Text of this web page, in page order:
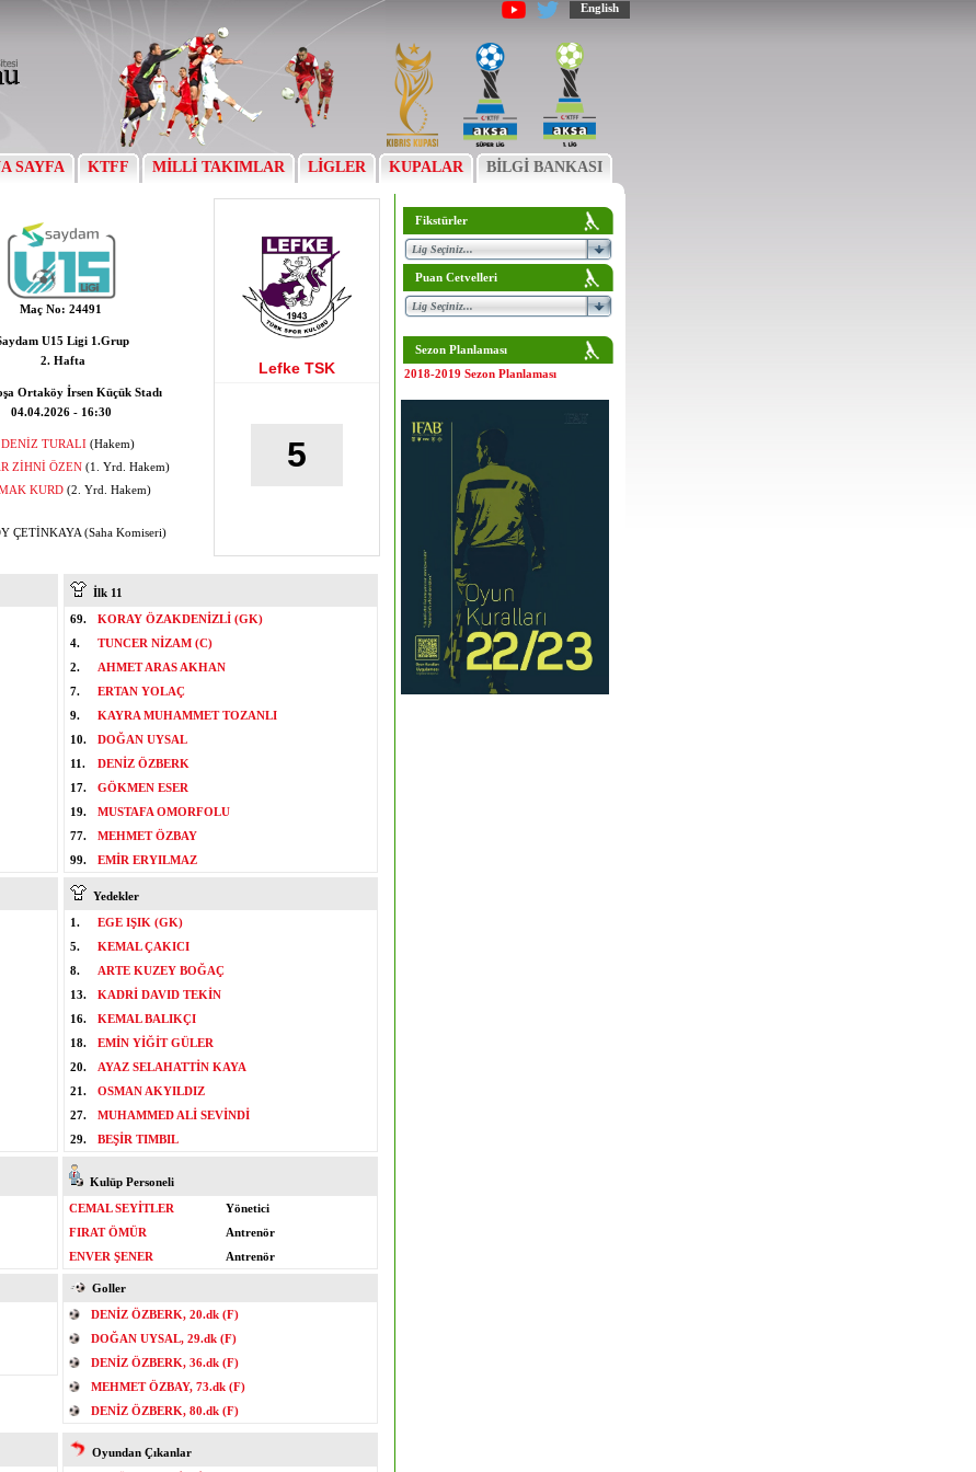
English
SAYFA KTFF MİLLİ TAKIMLAR LİGLER KUPALAR BİLGİ BANKASI
Maç No: 24491
U15 Ligi 1.Grup
2. Hafta
Ortaköy İrsen Küçük Stadı
04.04.2026 - 16:30
DENİZ TURALI (Hakem)
ZİHNİ ÖZEN(1. Yrd. Hakem)
KURD(2. Yrd. Hakem)
ÇETİNKAYA (Saha Komiseri)
Lefke TSK
5
İlk 11
69.
KORAY ÖZAKDENİZLİ (GK)
4.
TUNCER NİZAM (C)
2.
AHMET ARAS AKHAN
7.
ERTAN YOLAÇ
9.
KAYRA MUHAMMET TOZANLI
10.
DOĞAN UYSAL
11.
DENİZ ÖZBERK
17.
GÖKMEN ESER
19.
MUSTAFA OMORFOLU
77.
MEHMET ÖZBAY
99.
EMİR ERYILMAZ
Yedekler
1.
EGE IŞIK (GK)
5.
KEMAL ÇAKICI
8.
ARTE KUZEY BOĞAÇ
13.
KADRİ DAVID TEKİN
16.
KEMAL BALIKÇI
18.
EMİN YİĞİT GÜLER
20.
AYAZ SELAHATTİN KAYA
21.
OSMAN AKYILDIZ
27.
MUHAMMED ALİ SEVİNDİ
29.
BEŞİR TIMBIL
Kulüp Personeli
CEMAL SEYİTLER
Yönetici
FIRAT ÖMÜR
Antrenör
ENVER ŞENER
Antrenör
Goller
DENİZ ÖZBERK, 20.dk (F)
DOĞAN UYSAL, 29.dk (F)
DENİZ ÖZBERK, 36.dk (F)
MEHMET ÖZBAY, 73.dk (F)
DENİZ ÖZBERK, 80.dk (F)
Oyundan Çıkanlar
Fikstürler
Puan Cetvelleri
Sezon Planlaması
2018-2019 Sezon Planlaması